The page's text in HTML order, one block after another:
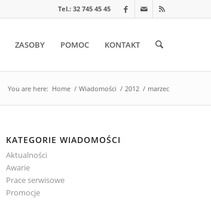
Tel.: 32 745 45 45
ZASOBY POMOC KONTAKT
You are here: Home / Wiadomości / 2012 / marzec
KATEGORIE WIADOMOŚCI
Aktualności
Awarie
Prace serwisowe
Promocje